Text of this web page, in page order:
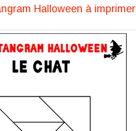
Halloween à imprimer